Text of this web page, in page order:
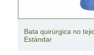
Tejido de gasa estéril
estéril